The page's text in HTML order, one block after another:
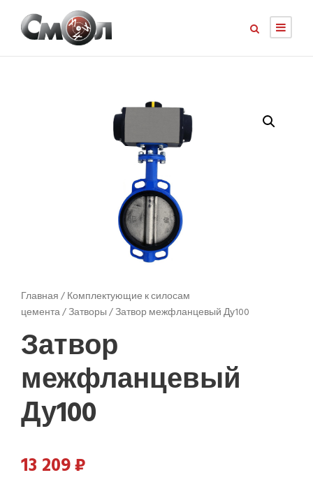
Главная/Комплектующие к силосам
цемента/Затворы/ Затвор межфланцевый Ду100
Затвор
межфланцевый
Ду100
13 209₽